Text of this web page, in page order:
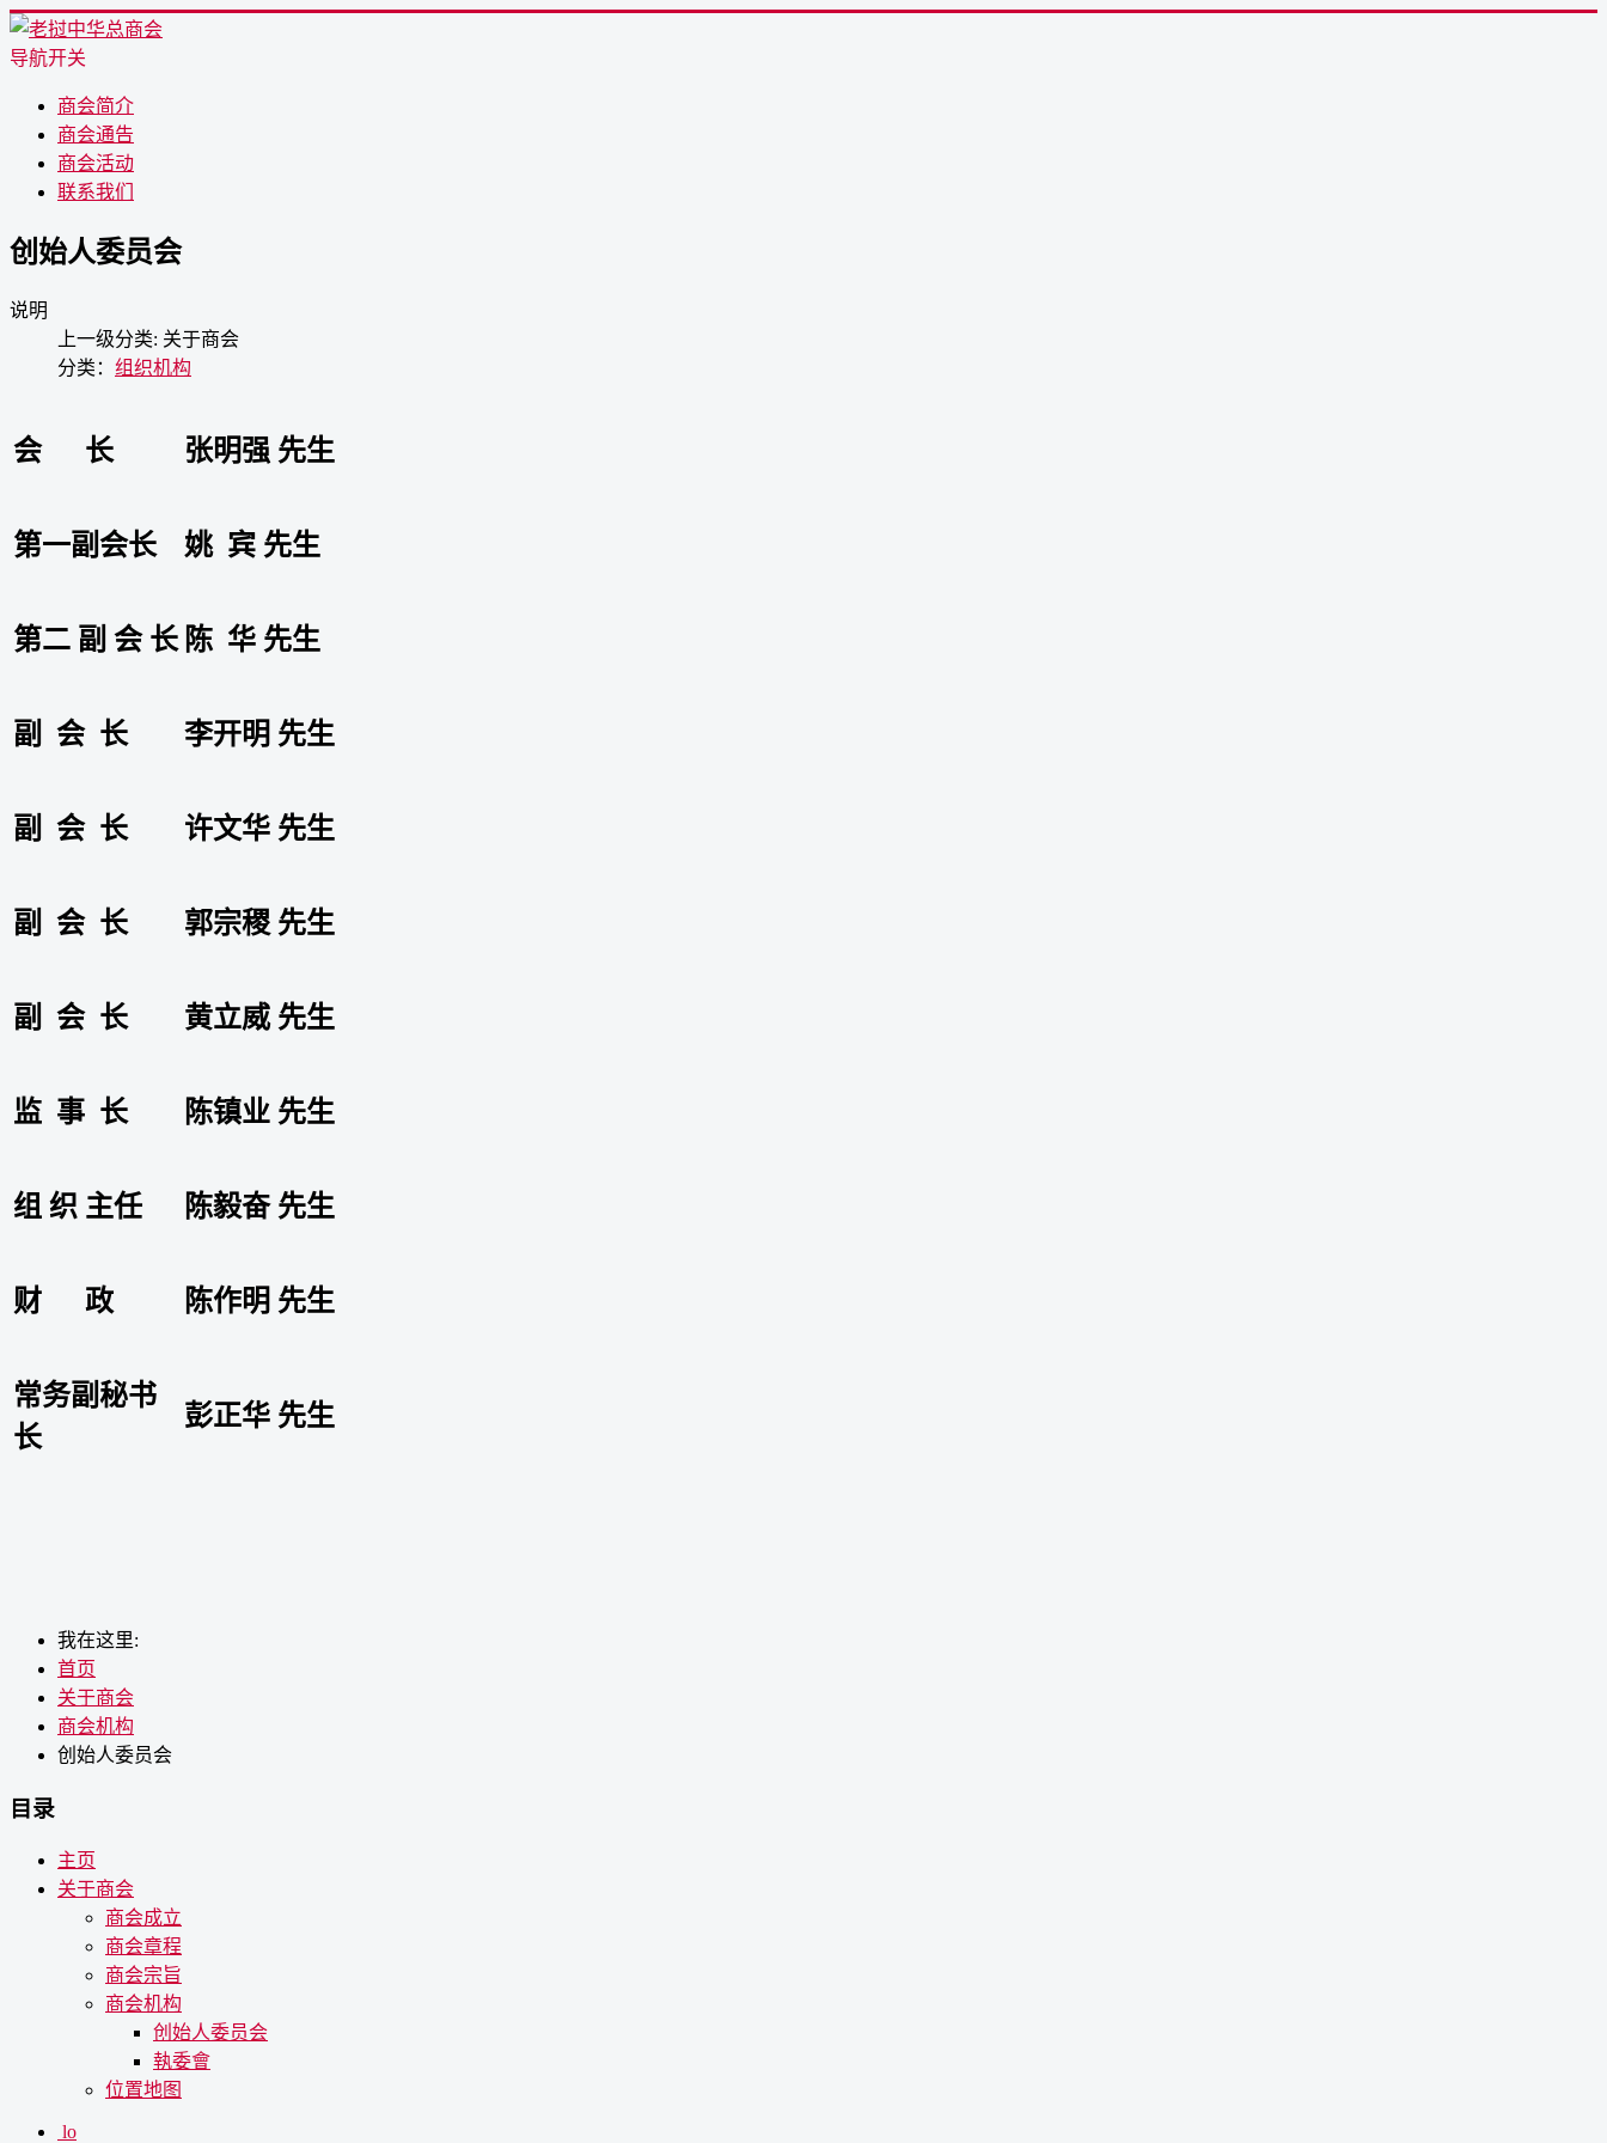
导航开关
商会简介
商会通告
商会活动
联系我们
创始人委员会
说明
上一级分类: 关于商会
分类： 组织机构
会 长 张明强 先生
第一副会长 姚 宾 先生
第二 副 会 长陈 华 先生
副 会 长 李开明 先生
副 会 长 许文华 先生
副 会 长 郭宗稷 先生
副 会 长 黄立威 先生
监 事 长 陈镇业 先生
组 织 主任 陈毅奋 先生
财 政 陈作明 先生
常务副秘书
长
彭正华 先生
我在这里:
首页
关于商会
商会机构
创始人委员会
目录
主页
关于商会
商会成立
商会章程
商会宗旨
商会机构
创始人委员会
執委會
位置地图
lo